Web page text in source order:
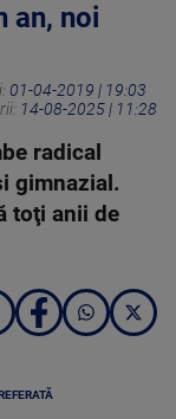
an, noi
01-04-2019 | 19:03
14-08-2025 | 11:28
radical
gimnazial.
toţi anii de